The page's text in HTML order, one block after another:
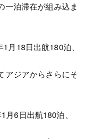
一泊滞在が組み込ま
月18日出航180泊、
アジアからさらにそ
6日出航180泊、